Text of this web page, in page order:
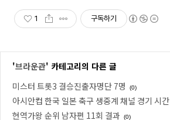
1 구독하기
'브라운관' 카테고리의 다른 글
미스터 트롯3 결승진출자명단 7명
(0)
아시안컵 한국 일본 축구 생중계 채널 경기 시간
현역가왕 순위 남자편 11회 결과 (0)